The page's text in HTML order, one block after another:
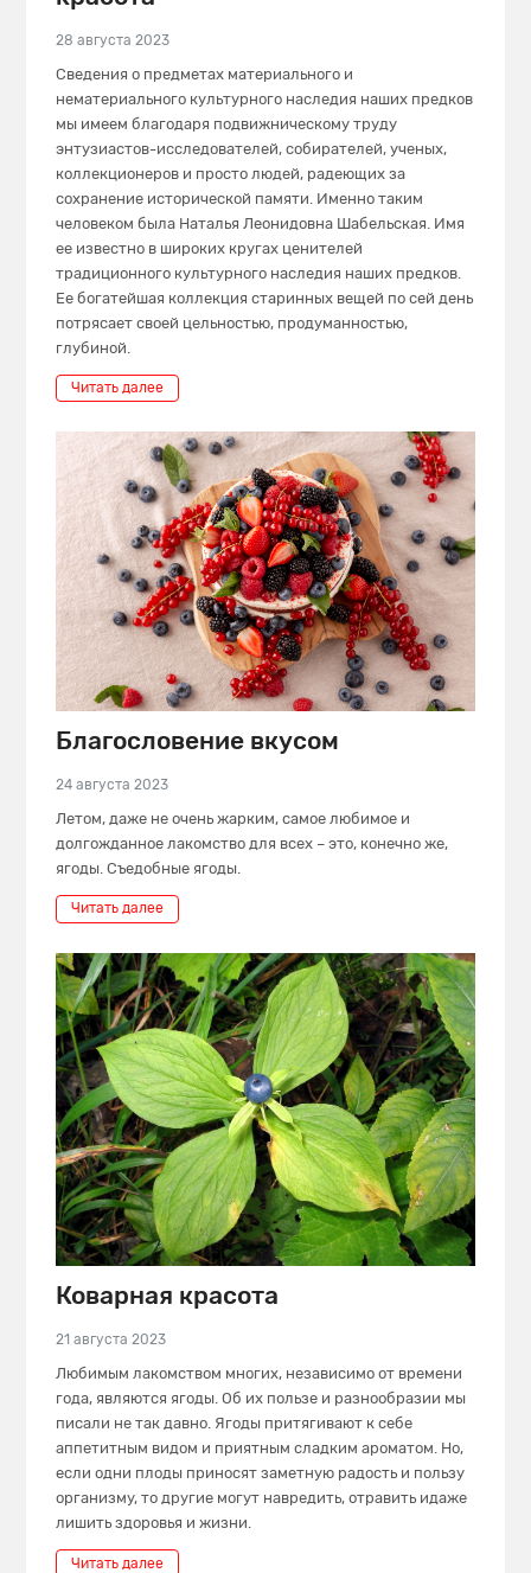
28 августа 2023
Сведения о предметах материального и
нематериального культурного наследия наших предков
мы имеем благодаря подвижническому труду
энтузиастов-исследователей, собирателей, ученых,
коллекционеров и просто людей, радеющих за
сохранение исторической памяти. Именно таким
человеком была Наталья Леонидовна Шабельская. Имя
ее известно в широких кругах ценителей
традиционного культурного наследия наших предков.
Ее богатейшая коллекция старинных вещей по сей день
потрясает своей цельностью, продуманностью,
глубиной.
Читать далее
Благословение вкусом
24 августа 2023
Летом, даже не очень жарким, самое любимое и
долгожданное лакомство для всех – это, конечно же,
ягоды. Съедобные ягоды.
Читать далее
Коварная красота
21 августа 2023
Любимым лакомством многих, независимо от времени
года, являются ягоды. Об их пользе и разнообразии мы
писали не так давно. Ягоды притягивают к себе
аппетитным видом и приятным сладким ароматом. Но,
если одни плоды приносят заметную радость и пользу
организму, то другие могут навредить, отравить идаже
лишить здоровья и жизни.
Читать далее